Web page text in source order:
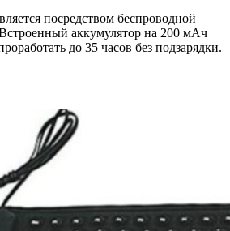
посредством беспроводной
аккумулятор на 200 мАч
до 35 часов без подзарядки.